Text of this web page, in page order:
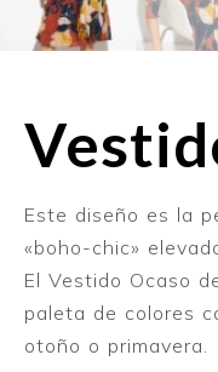
Este diseño es la
«boho-chic»
El Vestido Ocaso
paleta de colores
otoño o primavera.